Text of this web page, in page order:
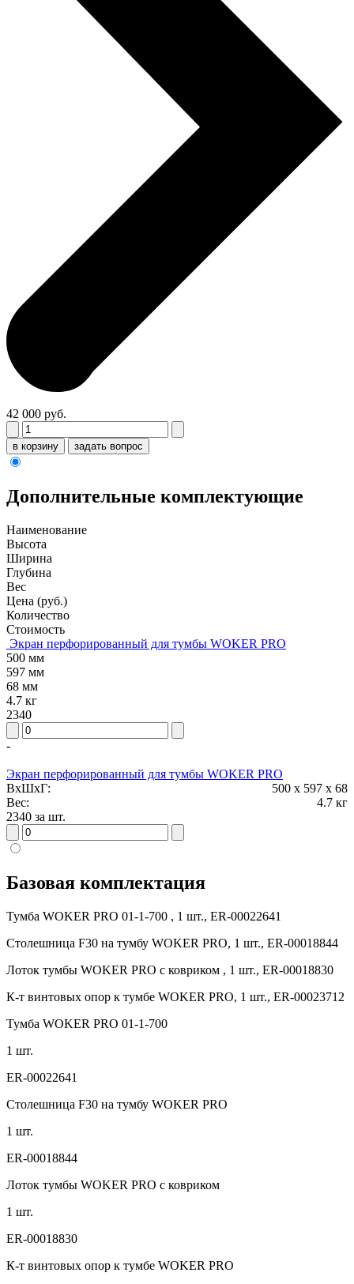
42 000 руб.
в корзину задать вопрос
Дополнительные комплектующие
Наименование
Высота
Ширина
Глубина
Вес
Цена (руб.)
Количество
Стоимость
Экран перфорированный для тумбы WOKER PRO
500 мм
597 мм
68 мм
4.7 кг
2340
-
Экран перфорированный для тумбы WOKER PRO
ВxШxГ:
500 x 597 x 68
Вес:
4.7 кг
2340 за шт.
Базовая комплектация
Тумба WOKER PRO 01-1-700 , 1 шт., ER-00022641
Столешница F30 на тумбу WOKER PRO, 1 шт., ER-00018844
Лоток тумбы WOKER PRO с ковриком , 1 шт., ER-00018830
К-т винтовых опор к тумбе WOKER PRO, 1 шт., ER-00023712
Тумба WOKER PRO 01-1-700
1 шт.
ER-00022641
Столешница F30 на тумбу WOKER PRO
1 шт.
ER-00018844
Лоток тумбы WOKER PRO с ковриком
1 шт.
ER-00018830
К-т винтовых опор к тумбе WOKER PRO